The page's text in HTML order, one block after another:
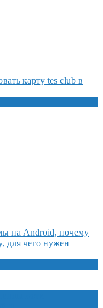
карту tes club в
на Android, почему
для чего нужен